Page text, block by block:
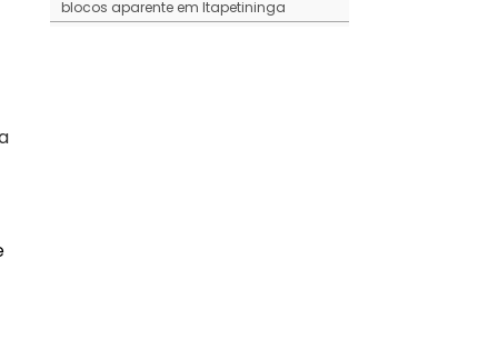
blocos aparente em Itapetininga